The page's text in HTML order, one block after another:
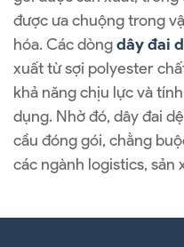
được ưa chuộng trong
hóa. Các dòngdây đai
xuất từ sợi polyester
khả năng chịu lực và
dụng. Nhờ đó, dây đai
cầu đóng gói, chằng
các ngành logistics, sản